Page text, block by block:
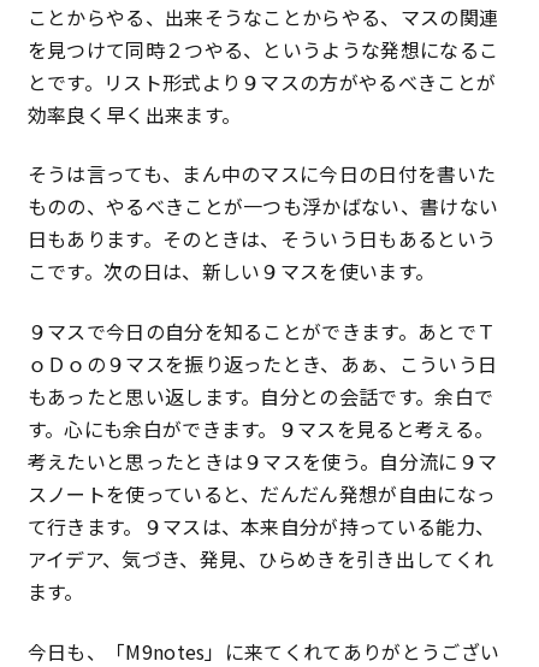
ことからやる、出来そうなことからやる、マスの関連
を見つけて同時２つやる、というような発想になるこ
とです。リスト形式より９マスの方がやるべきことが
効率良く早く出来ます。
そうは言っても、まん中のマスに今日の日付を書いた
ものの、やるべきことが一つも浮かばない、書けない
日もあります。そのときは、そういう日もあるという
こです。次の日は、新しい９マスを使います。
９マスで今日の自分を知ることができます。あとでＴ
ｏＤｏの９マスを振り返ったとき、あぁ、こういう日
もあったと思い返します。自分との会話です。余白で
す。心にも余白ができます。９マスを見ると考える。
考えたいと思ったときは９マスを使う。自分流に９マ
スノートを使っていると、だんだん発想が自由になっ
て行きます。９マスは、本来自分が持っている能力、
アイデア、気づき、発見、ひらめきを引き出してくれ
ます。
今日も、「M9notes」に来てくれてありがとうござい